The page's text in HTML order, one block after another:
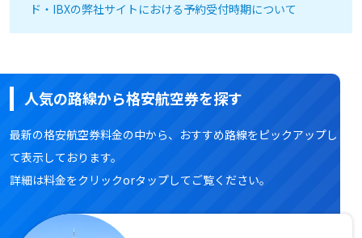
ド・IBXの弊社サイトにおける予約受付時期について
人気の路線から格安航空券を探す
最新の格安航空券料金の中から、おすすめ路線をピックアップし
て表示しております。
詳細は料金をクリックorタップしてご覧ください。